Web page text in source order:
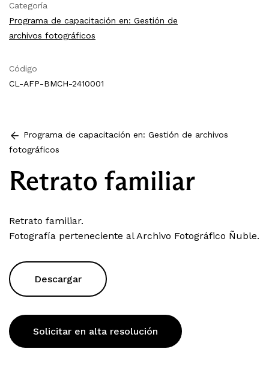
Categoría
Programa de capacitación en: Gestión de
archivos fotográficos
Código
CL-AFP-BMCH-2410001
Programa de capacitación en: Gestión de archivos
fotográficos
Retrato familiar
Retrato familiar.
Fotografía perteneciente al Archivo Fotográfico Ñuble.
Descargar
Solicitar en alta resolución